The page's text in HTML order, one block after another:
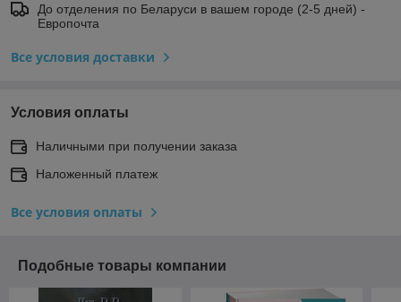
До отделения по Беларуси в вашем городе (2-5 дней) -
Европочта
Все условия доставки
Условия оплаты
Наличными при получении заказа
Наложенный платеж
Все условия оплаты
Подобные товары компании